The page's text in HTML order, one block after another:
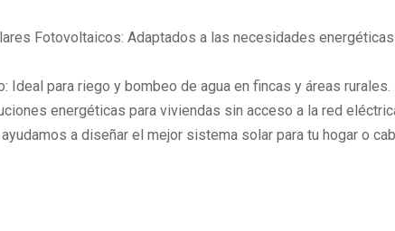
Fotovoltaicos: Adaptados a las necesidades
Ideal para riego y bombeo de agua en fincas y áreas rurales.
energéticas para viviendas sin acceso a la red
a diseñar el mejor sistema solar para tu hogar o